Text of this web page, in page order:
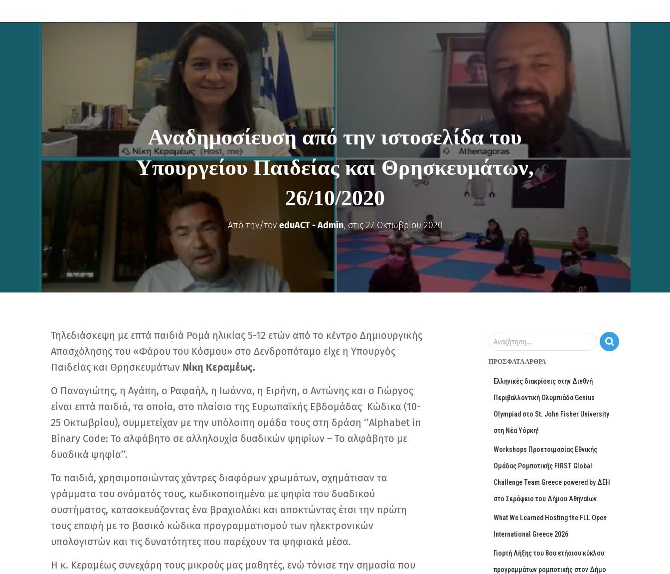
Αναδημοσίευση από την ιστοσελίδα του
Υπουργείου Παιδείας και Θρησκευμάτων,
26/10/2020
Από την/τον eduACT - Admin, στις 27 Οκτωβρίου 2020
Τηλεδιάσκεψη με επτά παιδιά Ρομά ηλικίας 5-12 ετών από το κέντρο Δημιουργικής
Απασχόλησης του «Φάρου του Κόσμου» στο Δενδροπόταμο είχε η Υπουργός
Παιδείας και Θρησκευμάτων Νίκη Κεραμέως.
Ο Παναγιώτης, η Αγάπη, ο Ραφαήλ, η Ιωάννα, η Ειρήνη, ο Αντώνης και ο Γιώργος
είναι επτά παιδιά, τα οποία, στο πλαίσιο της Ευρωπαϊκής Εβδομάδας Κώδικα (10-
25 Οκτωβρίου), συμμετείχαν με την υπόλοιπη ομάδα τους στη δράση ‘’Alphabet in
Binary Code: Το αλφάβητο σε αλληλουχία δυαδικών ψηφίων – Το αλφάβητο με
δυαδικά ψηφία’’.
Τα παιδιά, χρησιμοποιώντας χάντρες διαφόρων χρωμάτων, σχημάτισαν τα
γράμματα του ονόματός τους, κωδικοποιημένα με ψηφία του δυαδικού
συστήματος, κατασκευάζοντας ένα βραχιολάκι και αποκτώντας έτσι την πρώτη
τους επαφή με το βασικό κώδικα προγραμματισμού των ηλεκτρονικών
υπολογιστών και τις δυνατότητες που παρέχουν τα ψηφιακά μέσα.
Η κ. Κεραμέως συνεχάρη τους μικρούς μας μαθητές, ενώ τόνισε την σημασία που
Αναζήτηση…
ΠΡΌΣΦΑΤΑ ΆΡΘΡΑ
Ελληνικές διακρίσεις στην Διεθνή
Περιβαλλοντική Ολυμπιάδα Genius
Olympiad στο St. John Fisher University
στη Νέα Υόρκη!
Workshops Προετοιμασίας Εθνικής
Ομάδας Ρομποτικής FIRST Global
Challenge Team Greece powered by ΔΕΗ
στο Σεράφειο του Δήμου Αθηναίων
What We Learned Hosting the FLL Open
International Greece 2026
Γιορτή Λήξης του 8ου ετήσιου κύκλου
προγραμμάτων ρομποτικής στον Δήμο